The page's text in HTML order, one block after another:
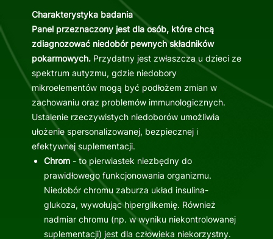
Charakterystyka badania
Panel przeznaczony jest dla osób, które chcą
zdiagnozować niedobór pewnych składników
pokarmowych. Przydatny jest zwłaszcza u dzieci ze
spektrum autyzmu, gdzie niedobory
mikroelementów mogą być podłożem zmian w
zachowaniu oraz problemów immunologicznych.
Ustalenie rzeczywistych niedoborów umożliwia
ułożenie spersonalizowanej, bezpiecznej i
efektywnej suplementacji.
Chrom- to pierwiastek niezbędny do
prawidłowego funkcjonowania organizmu.
Niedobór chromu zaburza układ insulina-
glukoza, wywołując hiperglikemię. Również
nadmiar chromu (np. w wyniku niekontrolowanej
suplementacji) jest dla człowieka niekorzystny.